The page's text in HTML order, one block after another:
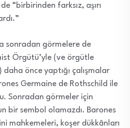
“birbirinden farksız, aşırı
sonradan görmelere de
Örgütü’yle (ve örgütle
daha önce yaptığı çalışmalar
Germaine de Rothschild ile
Sonradan görmeler için
bir sembol olamazdı. Barones
mahkemeleri, koşer dükkânları